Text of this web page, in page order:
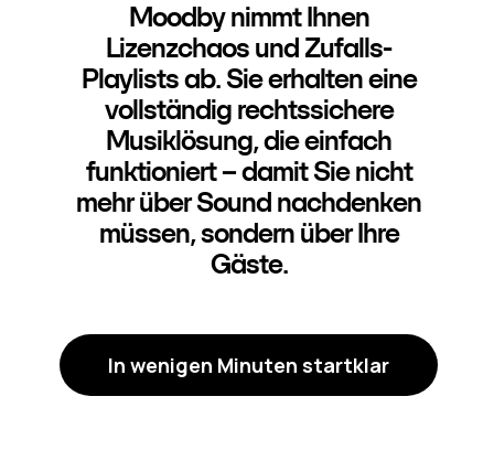
Moodby nimmt Ihnen
Lizenzchaos und Zufalls-
Playlists ab. Sie erhalten eine
vollständig rechtssichere
Musiklösung, die einfach
funktioniert – damit Sie nicht
mehr über Sound nachdenken
müssen, sondern über Ihre
Gäste.
In wenigen Minuten startklar